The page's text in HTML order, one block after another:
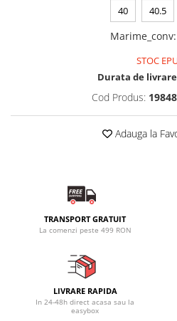
40 40.5
Marime_conv:
STOC
Durata de
Cod Produs:
Adauga la
TRANSPORT GRATUIT
La comenzi peste 499 RON
LIVRARE RAPIDA
In 24-48h direct acasa sau la
easybox